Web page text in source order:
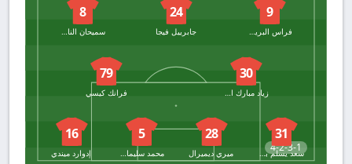
4-2-3-1
9
فراس البريكان
24
جابرييل فيجا
8
سميحان النابت
30
79
فرانك كيسي
31
سعد يسلم بالعبيد
28
ميري ديميرال
5
محمد سليمان بكر
16
إدوارد ميندي